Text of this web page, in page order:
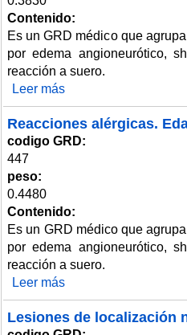
Contenido:
Es un GRD médico que
por edema angioneurótico,
reacción a suero.
Leer más
Reacciones alérgicas.
codigo GRD:
447
peso:
0.4480
Contenido:
Es un GRD médico que
por edema angioneurótico,
reacción a suero.
Leer más
Lesiones de localización